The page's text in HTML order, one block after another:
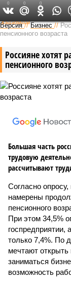
Версия //Бизнес //
пенсионного возраста
Россияне хотят
пенсионного
Большая часть
трудовую
рассчитывают
Согласно
намерены
пенсионного
При этом 34,5%
госпредприятии,
только 7,4%. По
мечтают открыть
заниматься
возможность
0 0 0